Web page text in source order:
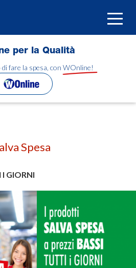
Toggle
per la Qualità
fare la spesa, con WOnline!
Spesa
GIORNI